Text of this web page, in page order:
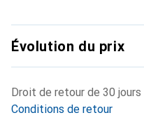
Évolution du prix
Droit de retour de 30 jours
Conditions de retour